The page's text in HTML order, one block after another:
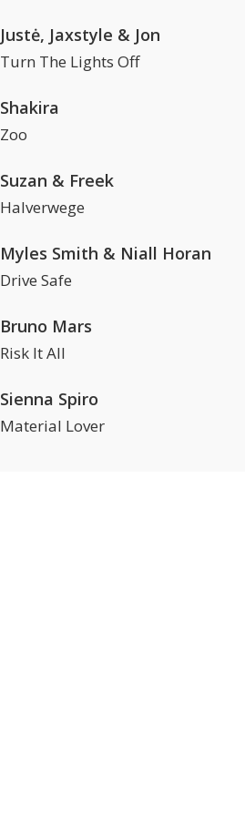
Justė, Jaxstyle & Jon
Turn The Lights Off
Shakira
Zoo
Suzan & Freek
Halverwege
Myles Smith & Niall Horan
Drive Safe
Bruno Mars
Risk It All
Sienna Spiro
Material Lover